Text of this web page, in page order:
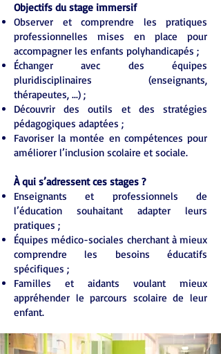
Objectifs du stage immersif
Observer et comprendre les pratiques
professionnelles mises en place pour
accompagner les enfants polyhandicapés ;
Échanger avec des équipes
pluridisciplinaires (enseignants,
thérapeutes, ...) ;
Découvrir des outils et des stratégies
pédagogiques adaptées ;
Favoriser la montée en compétences pour
améliorer l’inclusion scolaire et sociale.
À qui s’adressent ces stages ?
Enseignants et professionnels de
l’éducation souhaitant adapter leurs
pratiques ;
Équipes médico-sociales cherchant à mieux
comprendre les besoins éducatifs
spécifiques ;
Familles et aidants voulant mieux
appréhender le parcours scolaire de leur
enfant.